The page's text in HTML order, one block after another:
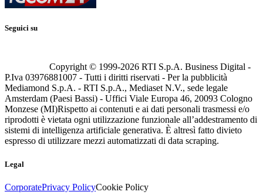
Seguici su
Copyright © 1999-2026 RTI S.p.A. Business Digital -
P.Iva 03976881007 - Tutti i diritti riservati - Per la pubblicità
Mediamond S.p.A. - RTI S.p.A., Mediaset N.V., sede legale
Amsterdam (Paesi Bassi) - Uffici Viale Europa 46, 20093 Cologno
Monzese (MI)Rispetto ai contenuti e ai dati personali trasmessi e/o
riprodotti è vietata ogni utilizzazione funzionale all’addestramento di
sistemi di intelligenza artificiale generativa. È altresì fatto divieto
espresso di utilizzare mezzi automatizzati di data scraping.
Legal
CorporatePrivacy PolicyCookie Policy